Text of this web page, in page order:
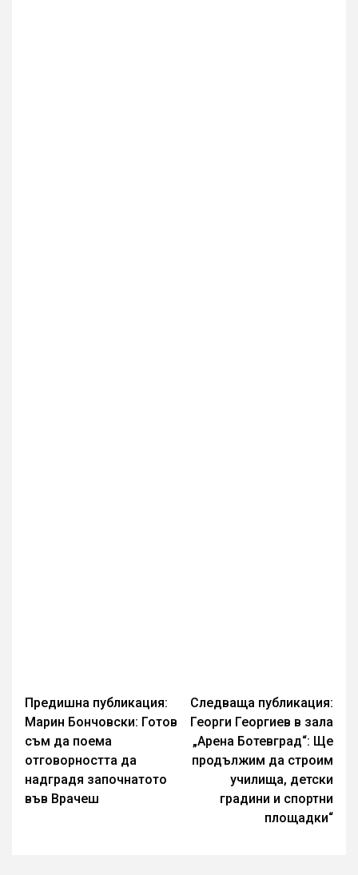
Continue
Reading
Предишна публикация:
Марин Бончовски: Готов
съм да поема
отговорността да
надградя започнатото
във Врачеш
Следваща публикация:
Георги Георгиев в зала
„Арена Ботевград“: Ще
продължим да строим
училища, детски
градини и спортни
площадки“